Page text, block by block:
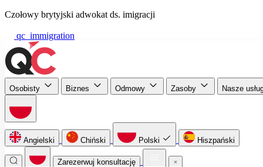
Czołowy brytyjski adwokat ds. imigracji
qc_immigration
Osobisty Biznes Odmowy Zasoby Nasze
Angielski Chiński Polski Hiszpański
Zarezerwuj konsultację